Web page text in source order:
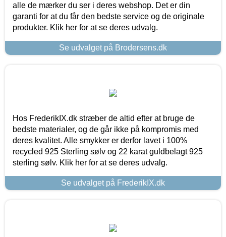
alle de mærker du ser i deres webshop. Det er din
garanti for at du får den bedste service og de originale
produkter. Klik her for at se deres udvalg.
Se udvalget på Brodersens.dk
Hos FrederikIX.dk stræber de altid efter at bruge de
bedste materialer, og de går ikke på kompromis med
deres kvalitet. Alle smykker er derfor lavet i 100%
recycled 925 Sterling sølv og 22 karat guldbelagt 925
sterling sølv. Klik her for at se deres udvalg.
Se udvalget på FrederikIX.dk